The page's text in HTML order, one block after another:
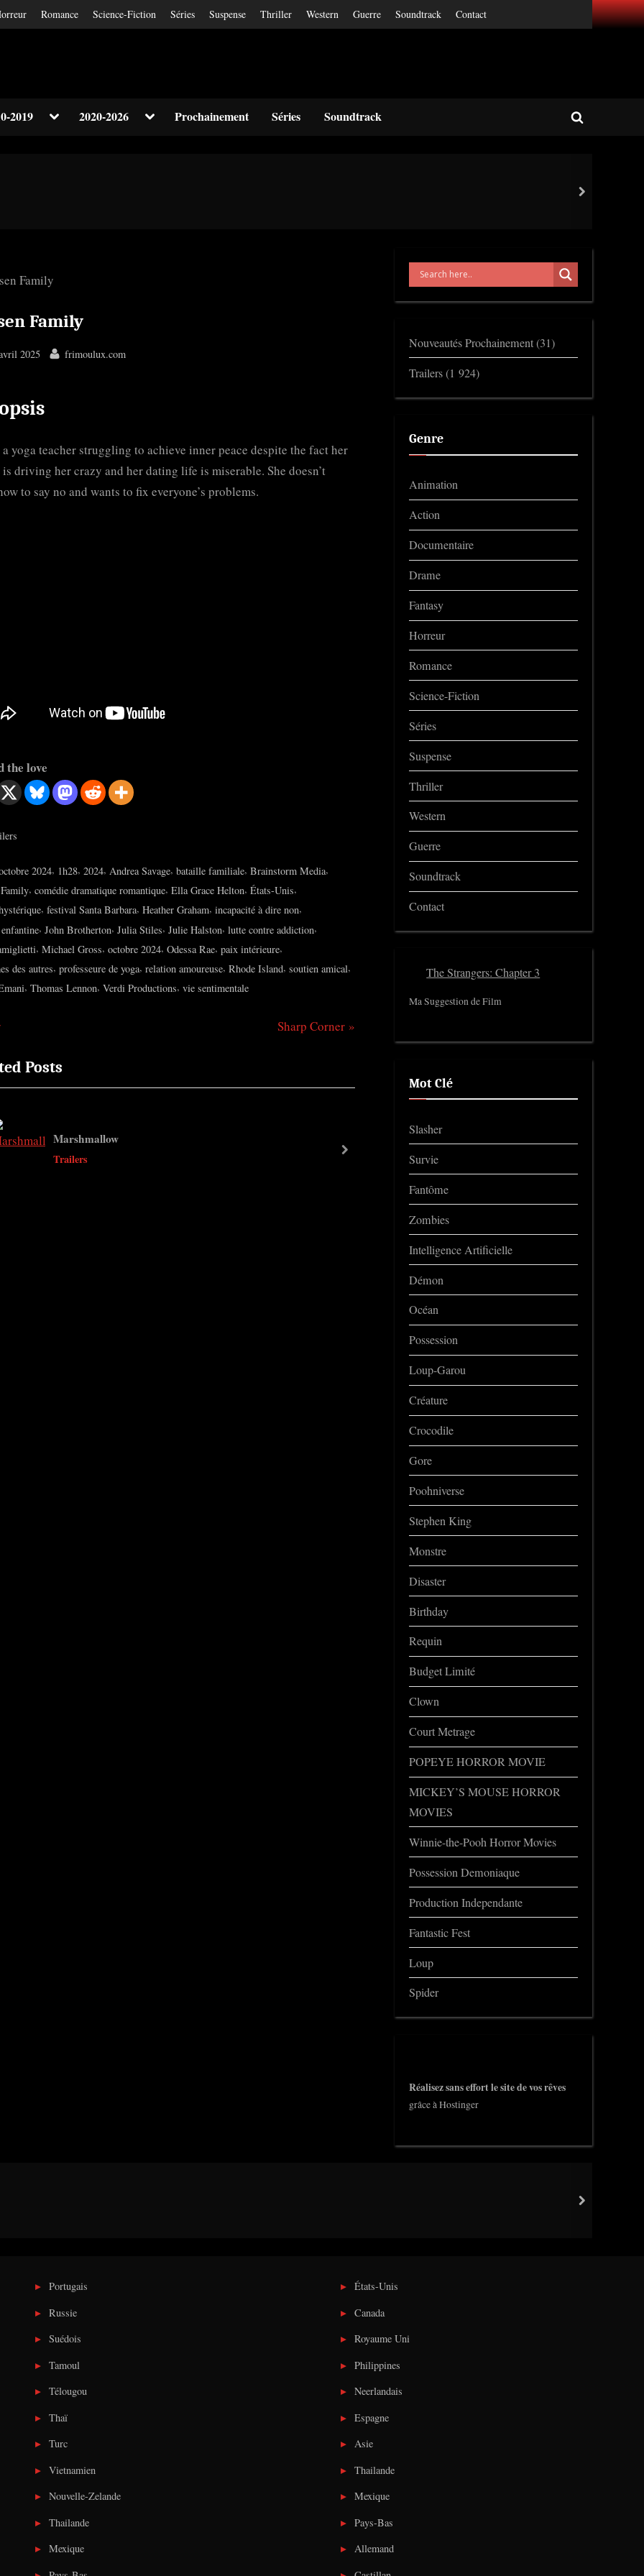
Romance Science-Fiction Séries Suspense Thriller Western Guerre Soundtrack Contact
2019 Toggle2020-2026 ToggleProchainement Séries Soundtrack
Toggle
next
Family
2025 By
frimoulux.com
yoga teacher struggling to achieve inner peace despite the fact her
driving her crazy and her dating life is miserable. She doesn’t
to say no and wants to fix everyone’s problems.
the love
2024, 1h28, 2024, Andrea Savage, bataille familiale, Brainstorm Media,
, comédie dramatique romantique, Ella Grace Helton, États-Unis,
, festival Santa Barbara, Heather Graham, incapacité à dire non,
, John Brotherton, Julia Stiles, Julie Halston, lutte contre addiction,
, Michael Gross, octobre 2024, Odessa Rae, paix intérieure,
des autres, professeure de yoga, relation amoureuse, Rhode Island, soutien amical,
, Thomas Lennon, Verdi Productions, vie sentimentale
N
t
Sharp Corner
Posts
Marshmallow
Trailers
Repentance
Trailers
next
Nouveautés Prochainement(31)
Trailers(1 924)
Genre
Animation
Action
Documentaire
Drame
Fantasy
Horreur
Romance
Science-Fiction
Séries
Suspense
Thriller
Western
Guerre
Soundtrack
Contact
The Strangers: Chapter 3
Ma Suggestion de Film
Mot Clé
Slasher
Survie
Fantôme
Zombies
Intelligence Artificielle
Démon
Océan
Possession
Loup-Garou
Créature
Crocodile
Gore
Poohniverse
Stephen King
Monstre
Disaster
Birthday
Requin
Budget Limité
Clown
Court Metrage
POPEYE HORROR MOVIE
MICKEY’S MOUSE HORROR
MOVIES
Winnie-the-Pooh Horror Movies
Possession Demoniaque
Production Independante
Fantastic Fest
Loup
Spider
Réalisez sans effort le site de vos rêves
grâce à Hostinger
next
Portugais
Russie
Suédois
Tamoul
Télougou
Thaï
Turc
Vietnamien
Nouvelle-Zelande
Thailande
Mexique
États-Unis
Canada
Royaume Uni
Philippines
Neerlandais
Espagne
Asie
Thailande
Mexique
Pays-Bas
Allemand